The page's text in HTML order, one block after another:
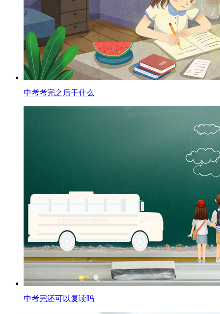
中考考完之后干什么
中考完还可以复读吗